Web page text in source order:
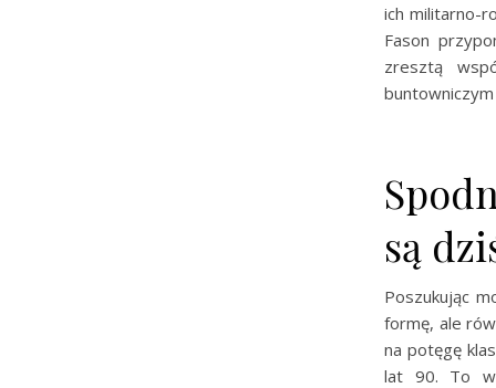
ich militarno-
Fason
zresztą
są
Poszukując
formę, ale
na potęgę
lat 90. To